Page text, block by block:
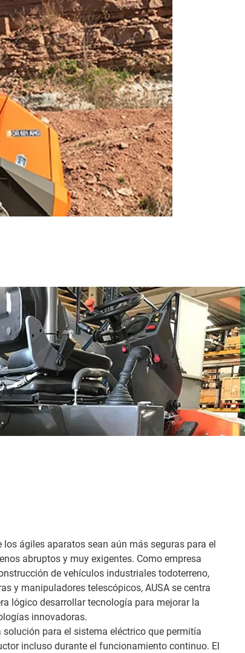
ágiles aparatos sean aún más seguras para el
abruptos y muy exigentes. Como empresa
de vehículos industriales todoterreno,
y manipuladores telescópicos, AUSA se centra
lógico desarrollar tecnología para mejorar la
innovadoras.
para el sistema eléctrico que permitía
incluso durante el funcionamiento continuo. El